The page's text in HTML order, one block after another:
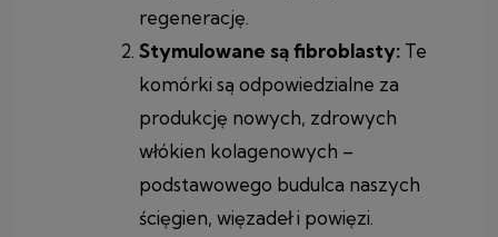
regenerację.
Stymulowane są fibroblasty: Te
komórki są odpowiedzialne za
produkcję nowych, zdrowych
włókien kolagenowych –
podstawowego budulca naszych
ścięgien, więzadeł i powięzi.